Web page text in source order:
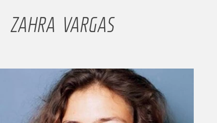
ZAHRA VARGAS